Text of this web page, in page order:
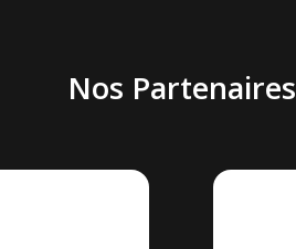
Nos Partenaires